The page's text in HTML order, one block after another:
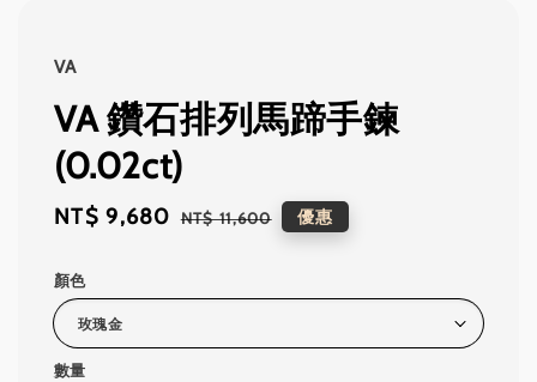
VA
VA 鑽石排列馬蹄手鍊
(0.02ct)
Sale
NT$ 9,680 Regular
NT$ 11,600 優惠
顏色
數量